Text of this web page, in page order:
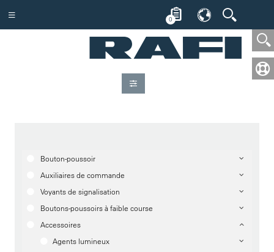
0
Bouton-poussoir
Auxiliaires de commande
Voyants de signalisation
Boutons-poussoirs à faible course
Accessoires
Agents lumineux